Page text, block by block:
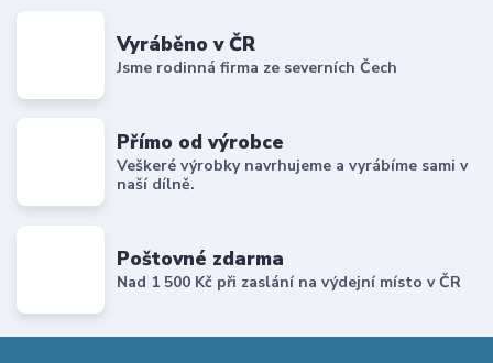
Vyráběno v ČR
Jsme rodinná firma ze severních Čech
Přímo od výrobce
Veškeré výrobky navrhujeme a vyrábíme sami v
naší dílně.
Poštovné zdarma
Nad 1 500 Kč při zaslání na výdejní místo v ČR